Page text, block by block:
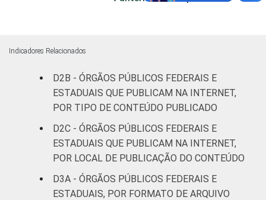
declarado
Fonte: CGI.br/NIC.br, Centro Regional de
Sociedade da Informação (Cetic.br),
Pesquisa sobre o uso das tecnologias de
informação e comunicação no setor público
brasileiro – TIC Governo Eletrônico 2021.
Indicadores Relacionados
D2B - ÓRGÃOS PÚBLICOS FEDERAIS E
ESTADUAIS QUE PUBLICAM NA INTERNET,
POR TIPO DE CONTEÚDO PUBLICADO
D2C - ÓRGÃOS PÚBLICOS FEDERAIS E
ESTADUAIS QUE PUBLICAM NA INTERNET,
POR LOCAL DE PUBLICAÇÃO DO CONTEÚDO
D3A - ÓRGÃOS PÚBLICOS FEDERAIS E
ESTADUAIS, POR FORMATO DE ARQUIVO